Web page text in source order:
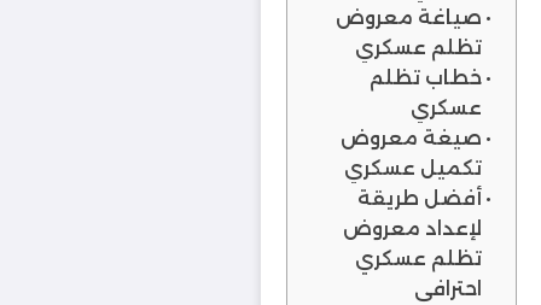
صياغة معروض
تظلم عسكري
خطاب تظلم
عسكري
صيغة معروض
تكميل عسكري
أفضل طريقة
لإعداد معروض
تظلم عسكري
احترافي